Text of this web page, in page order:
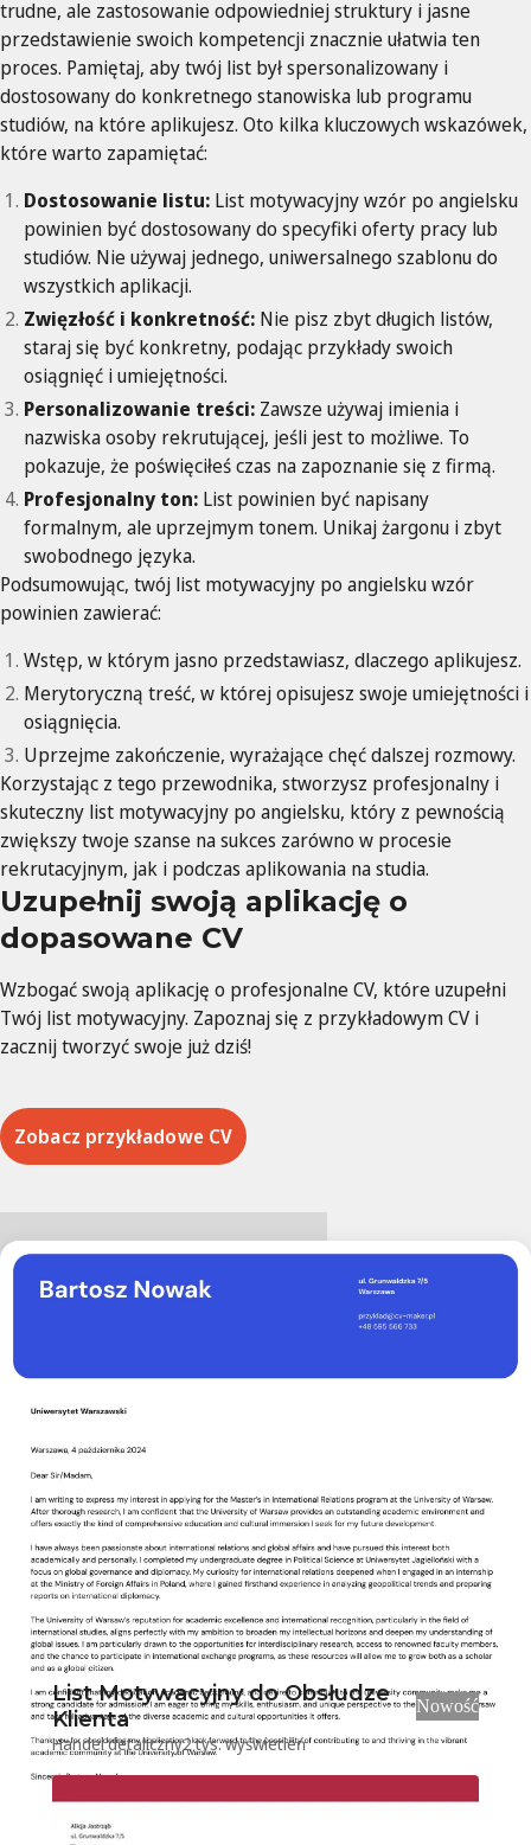
trudne, ale zastosowanie odpowiedniej struktury i jasne
przedstawienie swoich kompetencji znacznie ułatwia ten
proces. Pamiętaj, aby twój list był spersonalizowany i
dostosowany do konkretnego stanowiska lub programu
studiów, na które aplikujesz. Oto kilka kluczowych wskazówek,
które warto zapamiętać:
Dostosowanie listu: List motywacyjny wzór po angielsku
powinien być dostosowany do specyfiki oferty pracy lub
studiów. Nie używaj jednego, uniwersalnego szablonu do
wszystkich aplikacji.
Zwięzłość i konkretność: Nie pisz zbyt długich listów,
staraj się być konkretny, podając przykłady swoich
osiągnięć i umiejętności.
Personalizowanie treści: Zawsze używaj imienia i
nazwiska osoby rekrutującej, jeśli jest to możliwe. To
pokazuje, że poświęciłeś czas na zapoznanie się z firmą.
Profesjonalny ton: List powinien być napisany
formalnym, ale uprzejmym tonem. Unikaj żargonu i zbyt
swobodnego języka.
Podsumowując, twój list motywacyjny po angielsku wzór
powinien zawierać:
Wstęp, w którym jasno przedstawiasz, dlaczego aplikujesz.
Merytoryczną treść, w której opisujesz swoje umiejętności i
osiągnięcia.
Uprzejme zakończenie, wyrażające chęć dalszej rozmowy.
Korzystając z tego przewodnika, stworzysz profesjonalny i
skuteczny list motywacyjny po angielsku, który z pewnością
zwiększy twoje szanse na sukces zarówno w procesie
rekrutacyjnym, jak i podczas aplikowania na studia.
Uzupełnij swoją aplikację o
dopasowane CV
Wzbogać swoją aplikację o profesjonalne CV, które uzupełni
Twój list motywacyjny. Zapoznaj się z przykładowym CV i
zacznij tworzyć swoje już dziś!
Zobacz przykładowe CV
Przeglądaj podobne przykłady
List Motywacyjny do Obsłudze
Klienta
Nowość
Handel detaliczny2 tys.wyświetleń